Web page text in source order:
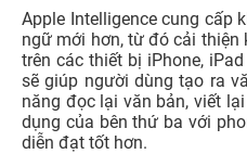
Apple Intelligence cung cấp
ngữ mới hơn, từ đó cải thiện
trên các thiết bị iPhone,
sẽ giúp người dùng tạo ra
năng đọc lại văn bản, viết
dụng của bên thứ ba với
diễn đạt tốt hơn.